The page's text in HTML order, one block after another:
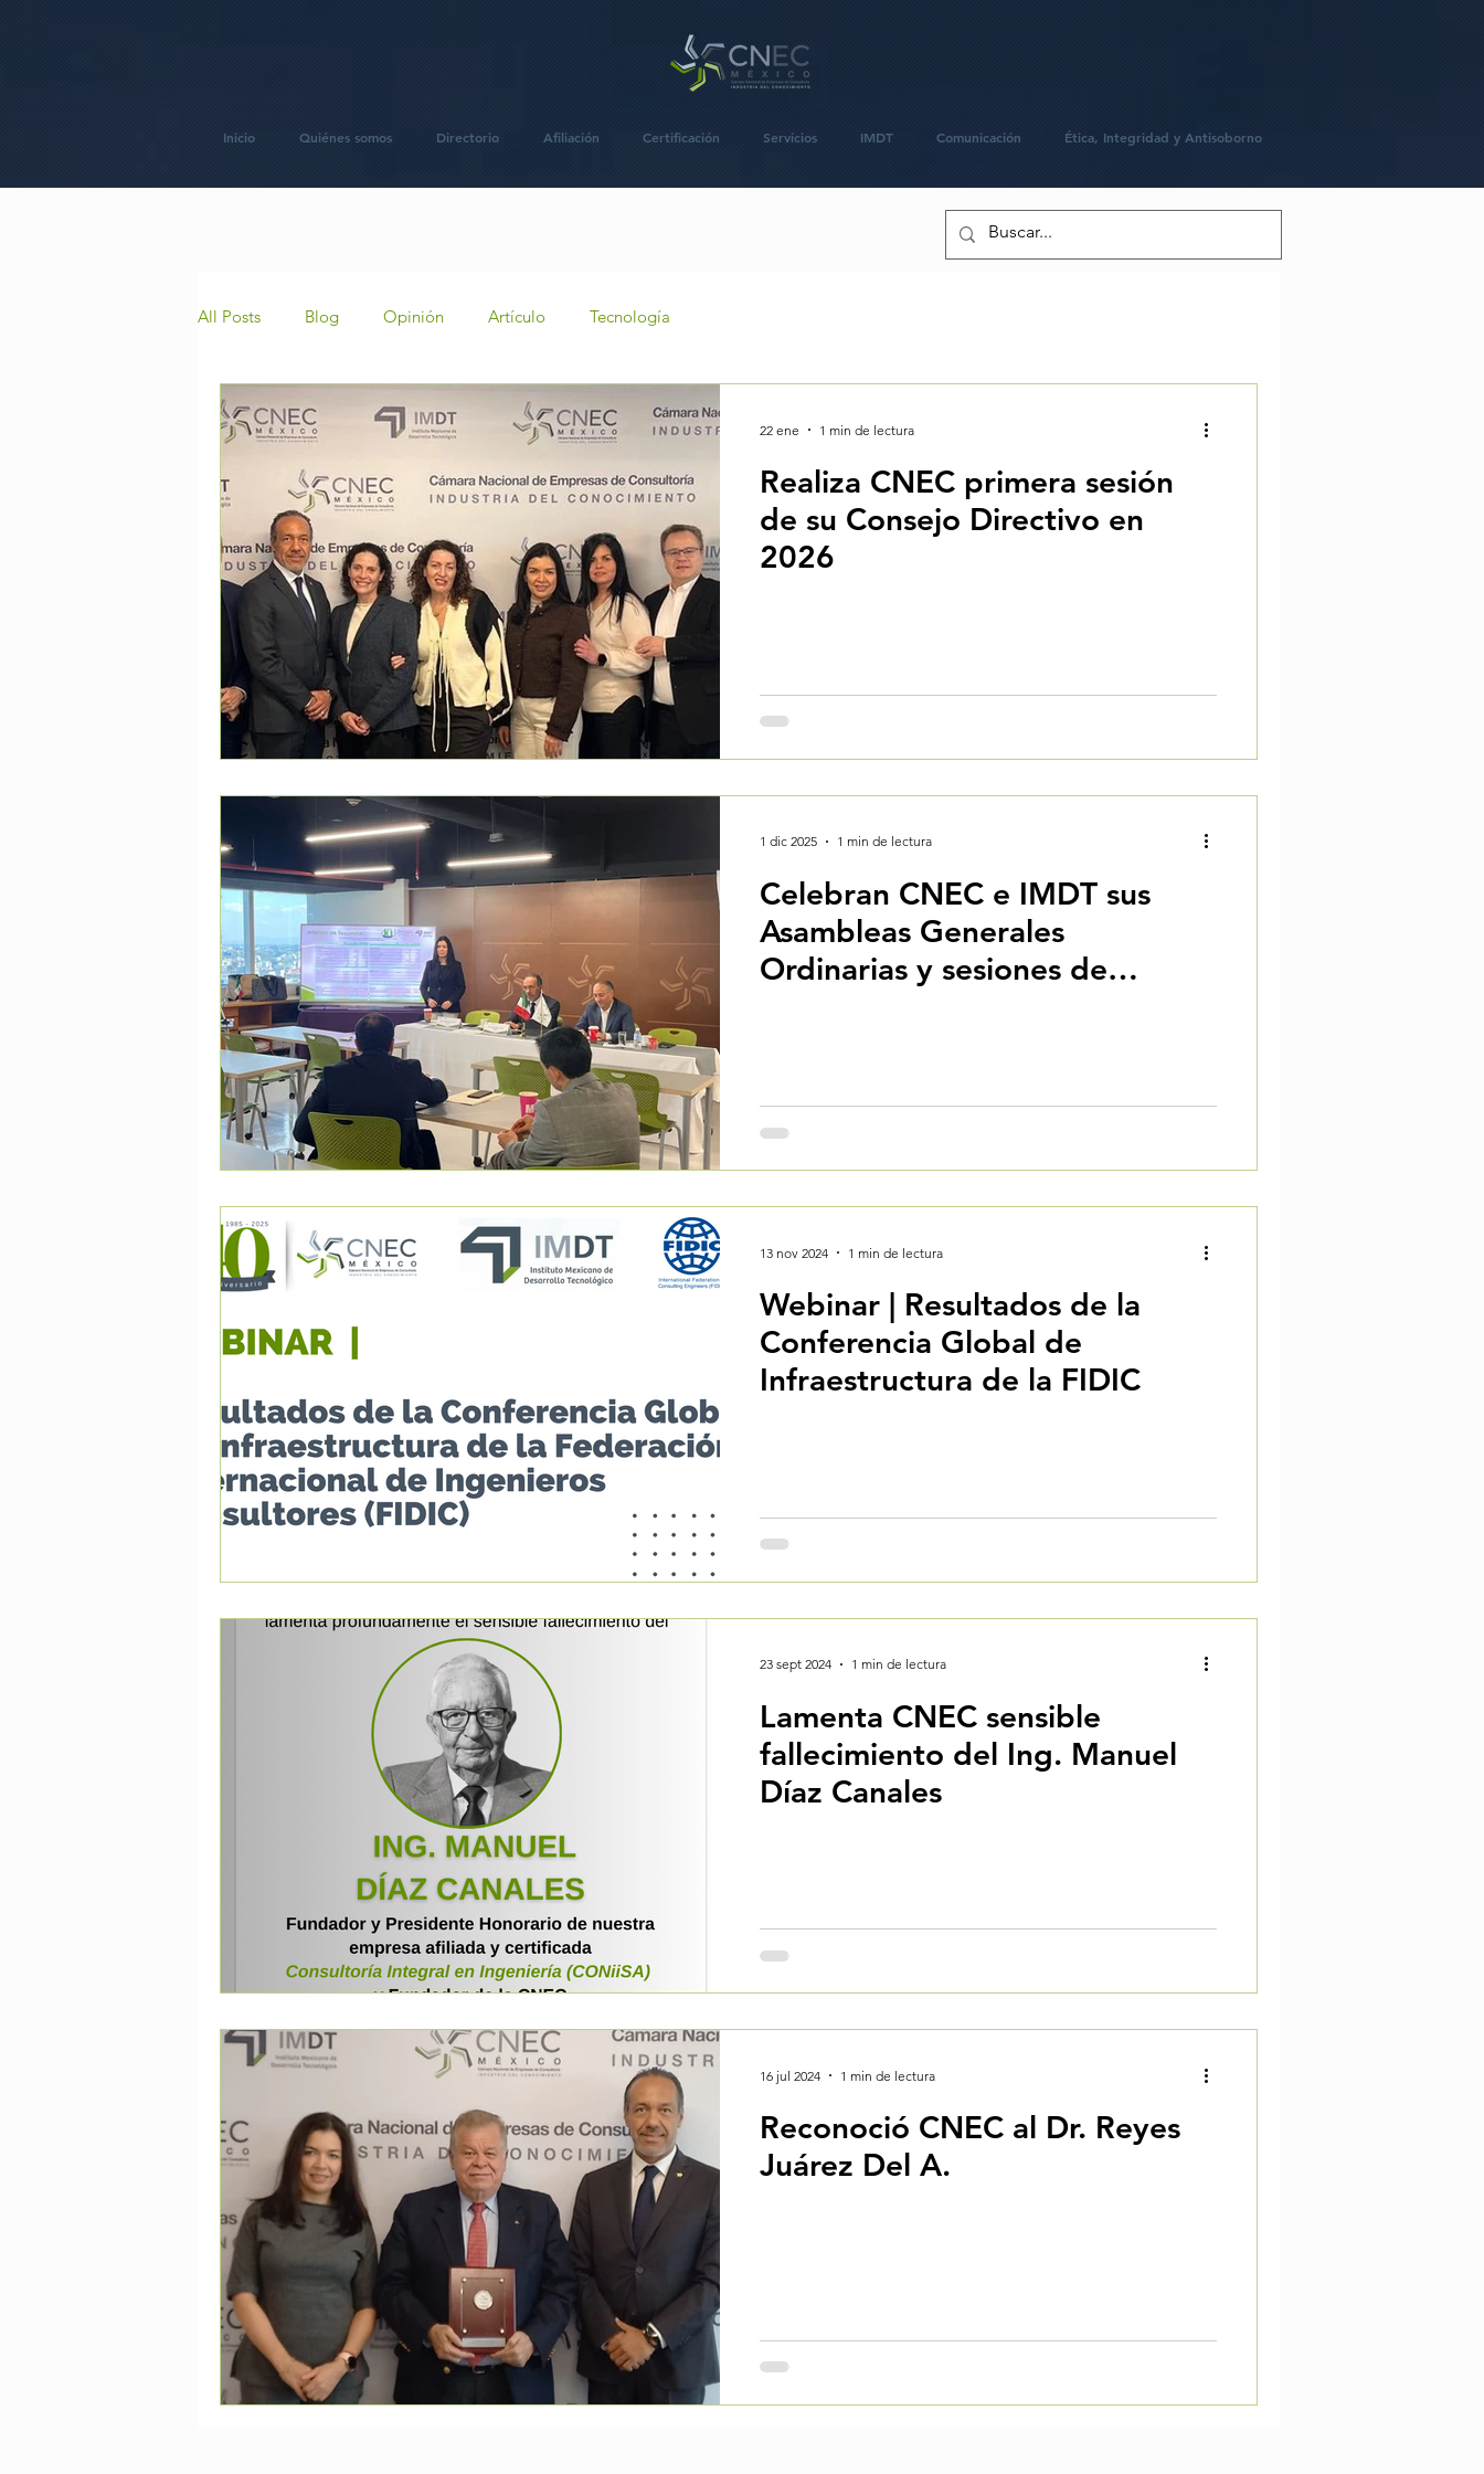
Inicio Quiénes somos Directorio Afiliación Certificación Servicios IMDT Comunicación Ética, Integridad y Antisoborno
All Posts Blog Opinión Artículo Tecnología
Realiza CNEC primera sesión
de su Consejo Directivo en
2026
22 ene 1 min de lectura
Celebran CNEC e IMDT sus
Asambleas Generales
Ordinarias y sesiones de
1 dic 2025 1 min de lectura
Webinar | Resultados de la
Conferencia Global de
Infraestructura de la FIDIC
13 nov 2024 1 min de lectura
Lamenta CNEC sensible
fallecimiento del Ing. Manuel
Díaz Canales
23 sept 2024 1 min de lectura
Reconoció CNEC al Dr. Reyes
Juárez Del A.
16 jul 2024 1 min de lectura